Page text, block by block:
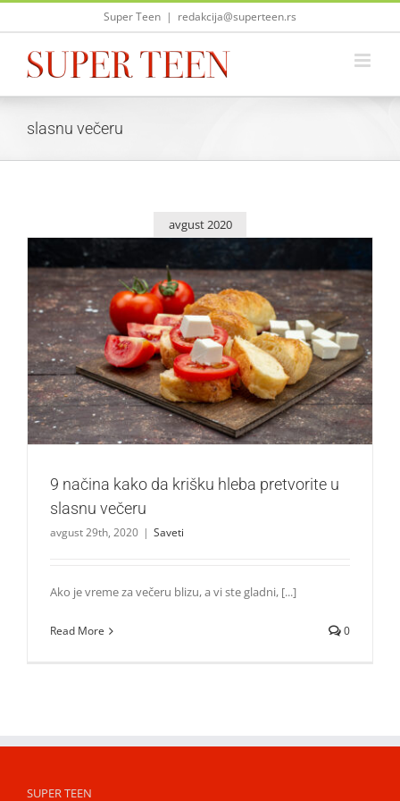
Skip
Super Teen | redakcija@superteen.rs
slasnu večeru
avgust 2020
9 načina kako da krišku hleba pretvorite u slasnu večeru
Saveti
9 načina kako da krišku hleba pretvorite u
slasnu večeru
avgust 29th, 2020 | Saveti
Ako je vreme za večeru blizu, a vi ste gladni, [...]
Read More 0
SUPER TEEN